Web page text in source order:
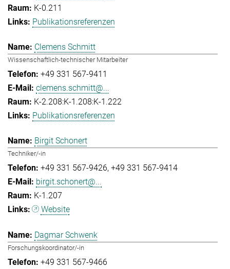
K-0.211
Publikationsreferenzen
Clemens Schmitt
Wissenschaftlich-technischer Mitarbeiter
+49 331 567-9411
clemens.schmitt@...
K-2.208:K-1.208:K-1.222
Publikationsreferenzen
Birgit Schonert
Techniker/-in
+49 331 567-9426 +49 331 567-9414
birgit.schonert@...
K-1.207
Website
Dagmar Schwenk
Forschungskoordinator/-in
+49 331 567-9466